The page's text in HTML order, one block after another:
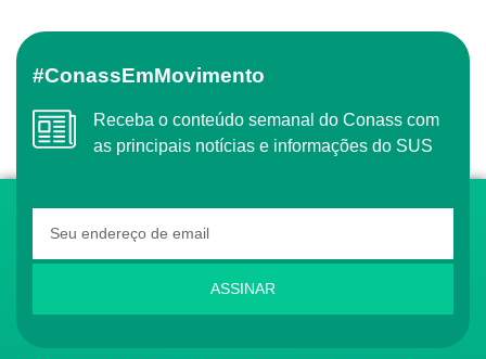
#ConassEmMovimento
Receba o conteúdo semanal do Conass com
as principais notícias e informações do SUS
ASSINAR